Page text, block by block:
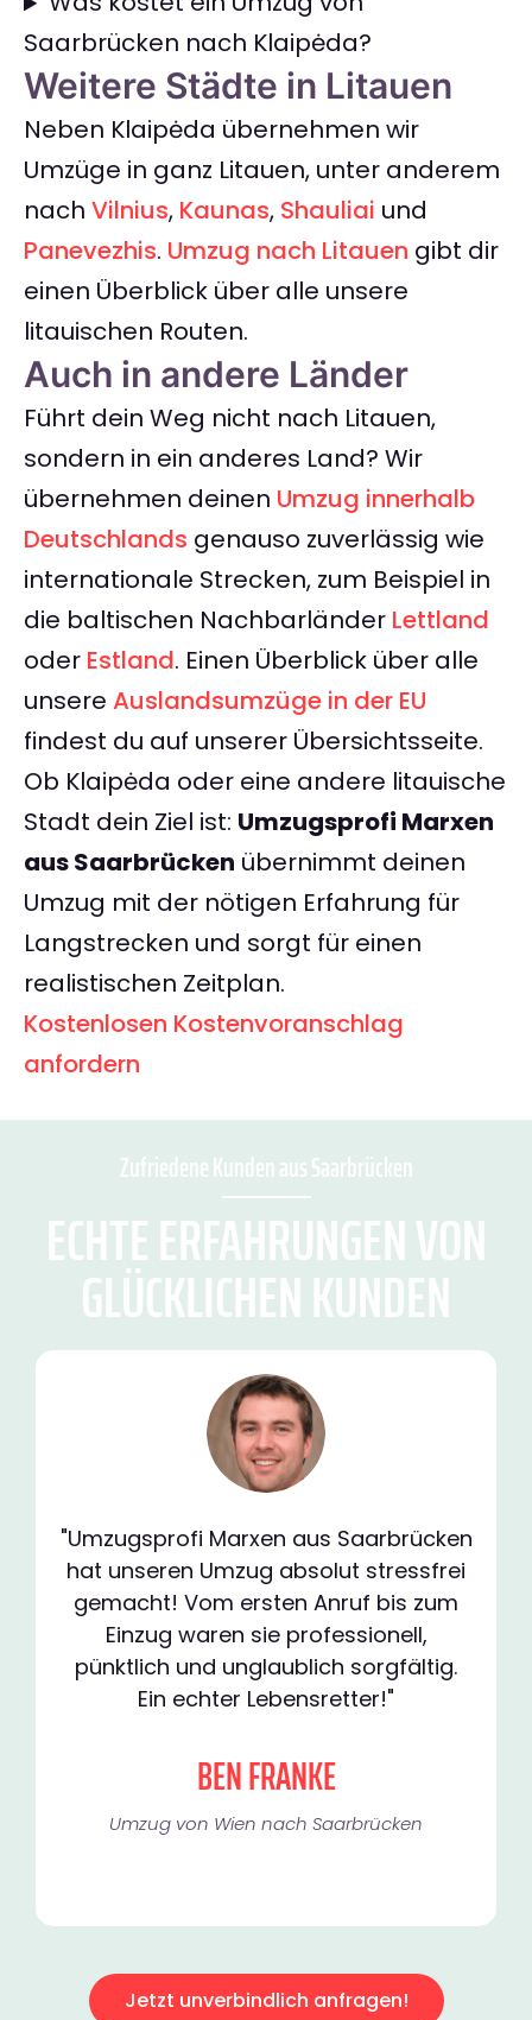
Saarbrücken nach Klaipėda?
Weitere Städte in Litauen
Neben Klaipėda übernehmen wir
Umzüge in ganz Litauen, unter anderem
nach Vilnius, Kaunas, Shauliai und
Panevezhis. Umzug nach Litauen gibt dir
einen Überblick über alle unsere
litauischen Routen.
Auch in andere Länder
Führt dein Weg nicht nach Litauen,
sondern in ein anderes Land? Wir
übernehmen deinen Umzug innerhalb
Deutschlands genauso zuverlässig wie
internationale Strecken, zum Beispiel in
die baltischen Nachbarländer Lettland
oder Estland. Einen Überblick über alle
unsere Auslandsumzüge in der EU
findest du auf unserer Übersichtsseite.
Ob Klaipėda oder eine andere litauische
Stadt dein Ziel ist: Umzugsprofi Marxen
aus Saarbrücken übernimmt deinen
Umzug mit der nötigen Erfahrung für
Langstrecken und sorgt für einen
realistischen Zeitplan.
Kostenlosen Kostenvoranschlag
anfordern
Zufriedene Kunden aus Saarbrücken
ECHTE ERFAHRUNGEN VON
GLÜCKLICHEN KUNDEN
"Umzugsprofi Marxen aus Saarbrücken
hat unseren Umzug absolut stressfrei
gemacht! Vom ersten Anruf bis zum
Einzug waren sie professionell,
pünktlich und unglaublich sorgfältig.
Ein echter Lebensretter!"
BEN FRANKE
Umzug von Wien nach Saarbrücken
Jetzt unverbindlich anfragen!